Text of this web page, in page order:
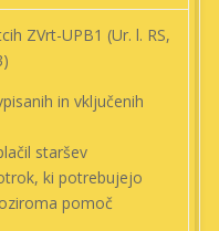
ZVrt-UPB1 (Ur. l. RS,
in vključenih
staršev
ki potrebujejo
pomoč